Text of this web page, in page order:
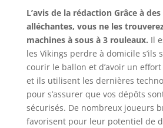
L’avis de la rédaction Grâce à
alléchantes, vous ne les
machines à sous à 3 rouleaux. Il
les Vikings perdre à domicile s’ils
courir le ballon et d’avoir un
et ils utilisent les dernières
pour s’assurer que vos dépôts
sécurisés. De nombreux joueurs
favorisent pour leur potentiel de